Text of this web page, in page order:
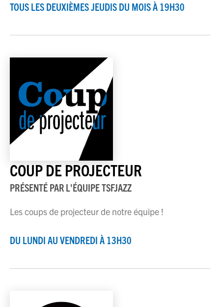
TOUS LES DEUXIÈMES JEUDIS DU MOIS À 19H30
COUP DE PROJECTEUR
PRÉSENTÉ PAR L'ÉQUIPE TSFJAZZ
Les coups de projecteur de notre équipe !
DU LUNDI AU VENDREDI À 13H30